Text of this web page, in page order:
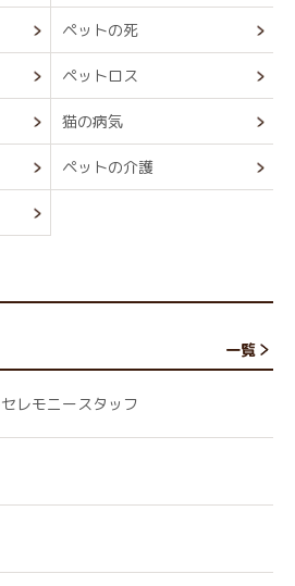
ペットの死
ペットロス
猫の病気
ペットの介護
一覧
レモニースタッフ